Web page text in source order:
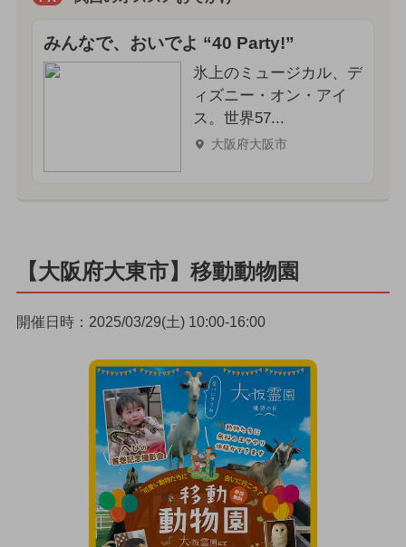
みんなで、おいでよ “40 Party!”
氷上のミュージカル、デ
ィズニー・オン・アイ
ス。世界57...
大阪府大阪市
【大阪府大東市】移動動物園
開催日時：2025/03/29(土) 10:00-16:00